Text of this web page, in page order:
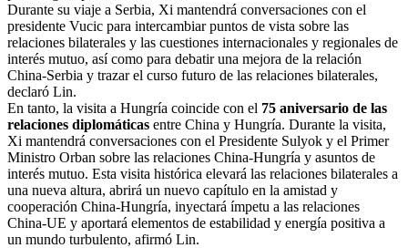
Durante su viaje a Serbia, Xi mantendrá conversaciones con el
presidente Vucic para intercambiar puntos de vista sobre las
relaciones bilaterales y las cuestiones internacionales y regionales de
interés mutuo, así como para debatir una mejora de la relación
China-Serbia y trazar el curso futuro de las relaciones bilaterales,
declaró Lin.
En tanto, la visita a Hungría coincide con el 75 aniversario de las
relaciones diplomáticas entre China y Hungría. Durante la visita,
Xi mantendrá conversaciones con el Presidente Sulyok y el Primer
Ministro Orban sobre las relaciones China-Hungría y asuntos de
interés mutuo. Esta visita histórica elevará las relaciones bilaterales a
una nueva altura, abrirá un nuevo capítulo en la amistad y
cooperación China-Hungría, inyectará ímpetu a las relaciones
China-UE y aportará elementos de estabilidad y energía positiva a
un mundo turbulento, afirmó Lin.